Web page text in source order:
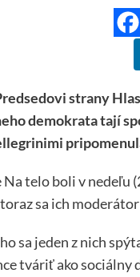
strany
demokrata tají
telo boli v nedeľu
sa ich
sa jeden z nich
tváriť ako